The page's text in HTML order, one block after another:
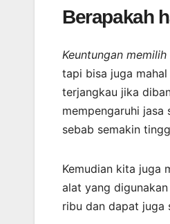
Berapakah
Keuntungan
tapi bisa juga
terjangkau jika
mempengaruhi
sebab semakin
Kemudian kita juga
alat yang
ribu dan dapat juga